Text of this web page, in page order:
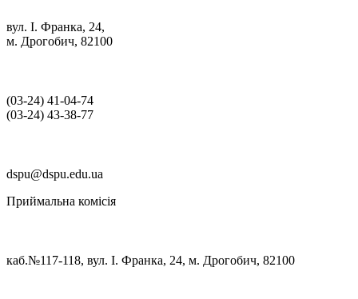
вул. І. Франка, 24,
м. Дрогобич, 82100
(03‑24) 41‑04‑74
(03‑24) 43‑38‑77
dspu@dspu.edu.ua
Приймальна комісія
каб.№117-118, вул. І. Франка, 24, м. Дрогобич, 82100